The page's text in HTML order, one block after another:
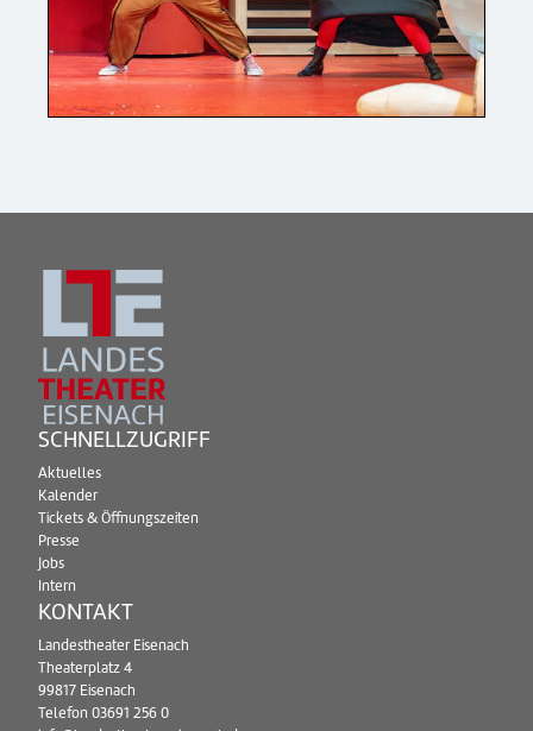
SCHNELLZUGRIFF
Aktuelles
Kalender
Tickets & Öffnungszeiten
Presse
Jobs
Intern
KONTAKT
Landestheater Eisenach
Theaterplatz 4
99817 Eisenach
Telefon 03691 256 0